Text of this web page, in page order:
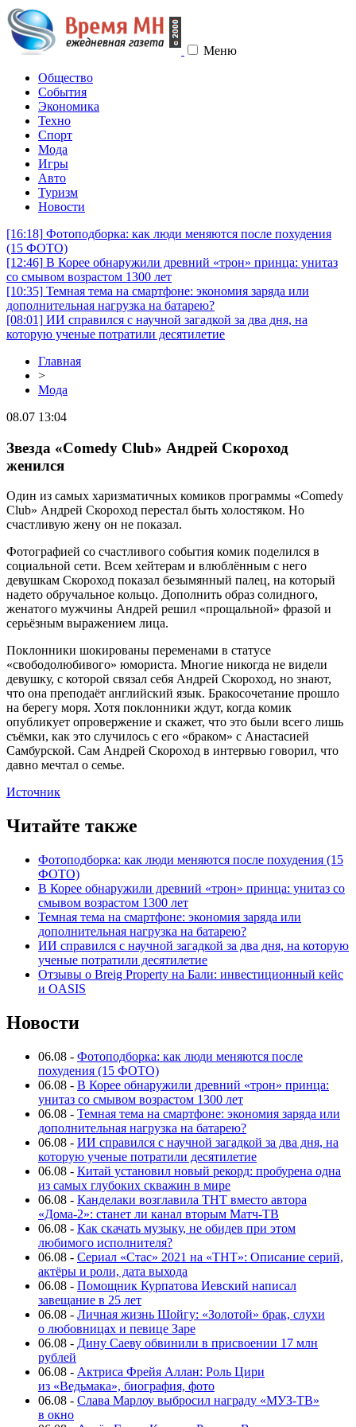
Меню
Общество
События
Экономика
Техно
Спорт
Мода
Игры
Авто
Туризм
Новости
[16:18] Фотоподборка: как люди меняются после похудения
(15 ФОТО)
[12:46] В Корее обнаружили древний «трон» принца: унитаз
со смывом возрастом 1300 лет
[10:35] Темная тема на смартфоне: экономия заряда или
дополнительная нагрузка на батарею?
[08:01] ИИ справился с научной загадкой за два дня, на
которую ученые потратили десятилетие
Главная
>
Мода
08.07 13:04
Звезда «Comedy Club» Андрей Скороход
женился
Один из самых харизматичных комиков программы «Comedy
Club» Андрей Скороход перестал быть холостяком. Но
счастливую жену он не показал.
Фотографией со счастливого события комик поделился в
социальной сети. Всем хейтерам и влюблённым с него
девушкам Скороход показал безымянный палец, на который
надето обручальное кольцо. Дополнить образ солидного,
женатого мужчины Андрей решил «прощальной» фразой и
серьёзным выражением лица.
Поклонники шокированы переменами в статусе
«свободолюбивого» юмориста. Многие никогда не видели
девушку, с которой связал себя Андрей Скороход, но знают,
что она преподаёт английский язык. Бракосочетание прошло
на берегу моря. Хотя поклонники ждут, когда комик
опубликует опровержение и скажет, что это были всего лишь
съёмки, как это случилось с его «браком» с Анастасией
Самбурской. Сам Андрей Скороход в интервью говорил, что
давно мечтал о семье.
Источник
Читайте также
Фотоподборка: как люди меняются после похудения (15
ФОТО)
В Корее обнаружили древний «трон» принца: унитаз со
смывом возрастом 1300 лет
Темная тема на смартфоне: экономия заряда или
дополнительная нагрузка на батарею?
ИИ справился с научной загадкой за два дня, на которую
ученые потратили десятилетие
Отзывы о Breig Property на Бали: инвестиционный кейс
и OASIS
Новости
06.08 - Фотоподборка: как люди меняются после
похудения (15 ФОТО)
06.08 - В Корее обнаружили древний «трон» принца:
унитаз со смывом возрастом 1300 лет
06.08 - Темная тема на смартфоне: экономия заряда или
дополнительная нагрузка на батарею?
06.08 - ИИ справился с научной загадкой за два дня, на
которую ученые потратили десятилетие
06.08 - Китай установил новый рекорд: пробурена одна
из самых глубоких скважин в мире
06.08 - Канделаки возглавила ТНТ вместо автора
«Дома-2»: станет ли канал вторым Матч-ТВ
06.08 - Как скачать музыку, не обидев при этом
любимого исполнителя?
06.08 - Сериал «Стас» 2021 на «ТНТ»: Описание серий,
актёры и роли, дата выхода
06.08 - Помощник Курпатова Иевский написал
завещание в 25 лет
06.08 - Личная жизнь Шойгу: «Золотой» брак, слухи
о любовницах и певице Заре
06.08 - Дину Саеву обвинили в присвоении 17 млн
рублей
06.08 - Актриса Фрейя Аллан: Роль Цири
из «Ведьмака», биография, фото
06.08 - Слава Марлоу выбросил награду «МУЗ-ТВ»
в окно